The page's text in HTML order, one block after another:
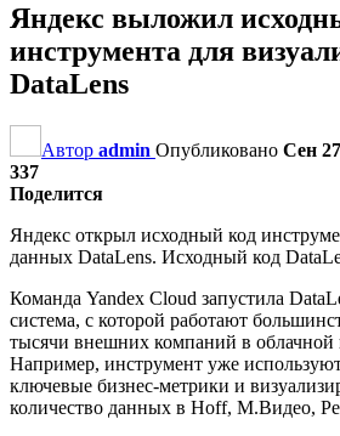
Яндекс выложил
инструмента для
DataLens
Автор admin Опубликовано Сен
337
Поделится
Яндекс открыл исходный код
данных DataLens. Исходный код
Команда Yandex Cloud запустила
система, с которой работают
тысячи внешних компаний в облачной
Например, инструмент уже
ключевые бизнес-метрики и
количество данных в Hoff, М.Видео,